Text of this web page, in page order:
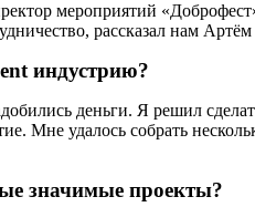
мероприятий
рассказал нам
индустрию?
деньги. Я решил
Мне удалось собрать
значимые проекты?